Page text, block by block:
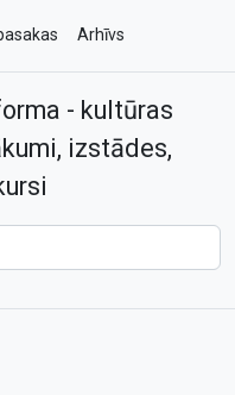
Arhīvs
- kultūras
izstādes,